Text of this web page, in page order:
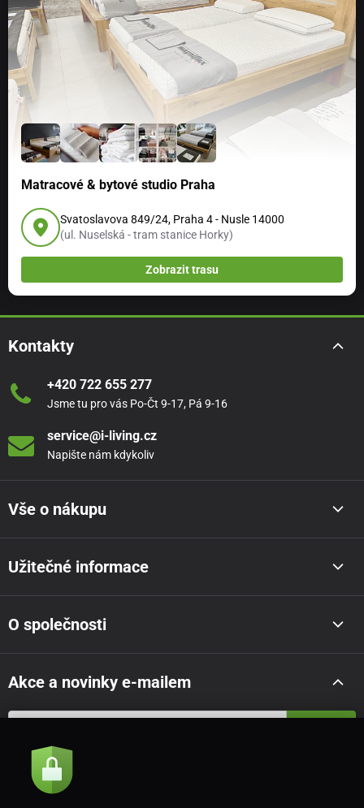
Matracové & bytové studio Praha
Svatoslavova 849/24, Praha 4 - Nusle 14000
(ul. Nuselská - tram stanice Horky)
Zobrazit trasu
Kontakty
+420 722 655 277
Jsme tu pro vás Po-Čt 9-17, Pá 9-16
service@i-living.cz
Napište nám kdykoliv
Vše o nákupu
Užitečné informace
O společnosti
Akce a novinky e-mailem
Souhlasím se